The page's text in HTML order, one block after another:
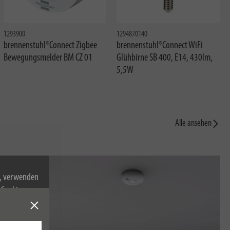
verwenden
zu.
1293900
brennenstuhl®Connect Zigbee
Bewegungsmelder BM CZ 01
1294870140
brennenstuhl®Connect WiFi
Glühbirne SB 400, E14, 430lm,
5,5W
Alle ansehen